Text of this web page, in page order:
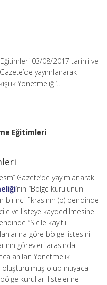
03/08/2017 tarihli ve
yayımlanarak
Yönetmeliği‘…
Eğitimleri
Gazete’de yayımlanarak
‘nin “Bölge kurulunun
birinci fıkrasının (b) bendinde
ve listeye kaydedilmesine
“Sicile kayıtlı
göre bölge listesini
görevleri arasında
anılan Yönetmelik
oluşturulmuş olup ihtiyaca
kurulları listelerine